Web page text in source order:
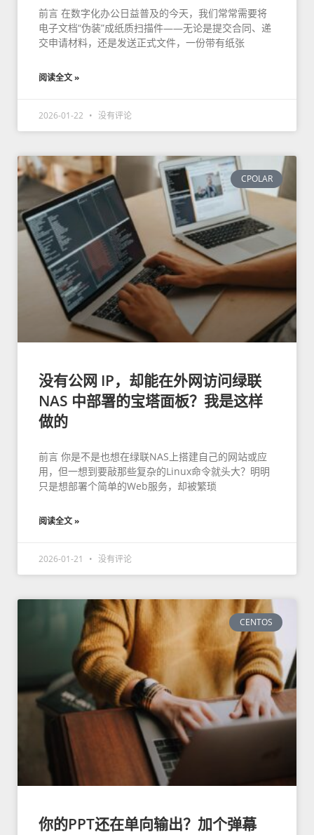
前言 在数字化办公日益普及的今天，我们常常需要将
电子文档“伪装”成纸质扫描件——无论是提交合同、递
交申请材料，还是发送正式文件，一份带有纸张
阅读全文 »
2026-01-22 没有评论
CPOLAR
没有公网 IP，却能在外网访问绿联
NAS 中部署的宝塔面板？我是这样
做的
前言 你是不是也想在绿联NAS上搭建自己的网站或应
用，但一想到要敲那些复杂的Linux命令就头大？明明
只是想部署个简单的Web服务，却被繁琐
阅读全文 »
2026-01-21 没有评论
CENTOS
你的PPT还在单向输出？加个弹幕